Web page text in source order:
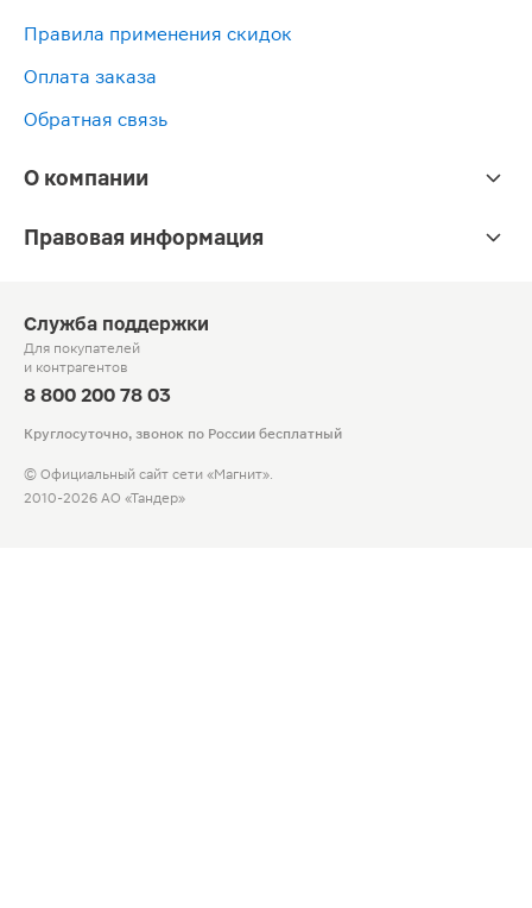
Правила применения скидок
Оплата заказа
Обратная связь
О компании
Правовая информация
Служба поддержки
Для покупателей
и контрагентов
8 800 200 78 03
Круглосуточно, звонок по России бесплатный
© Официальный сайт сети «Магнит».
2010-2026 АО «Тандер»